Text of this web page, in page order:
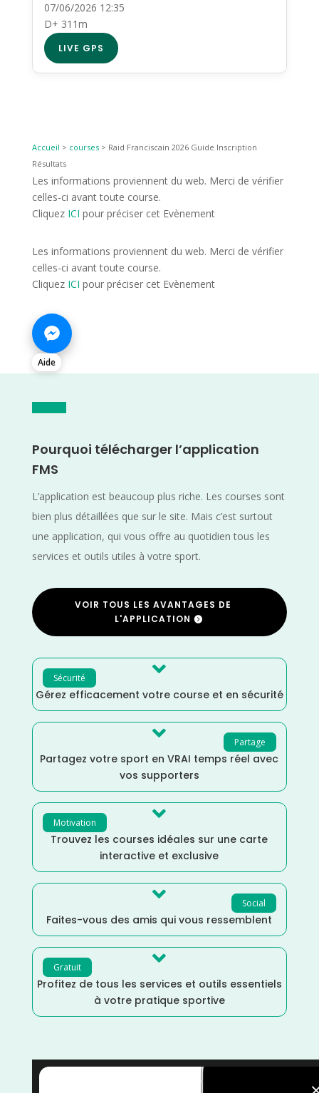
07/06/2026 12:35
D+ 311m
LIVE GPS
Accueil > courses> Raid Franciscain 2026 Guide Inscription
Résultats
Les informations proviennent du web. Merci de vérifier
celles-ci avant toute course.
Cliquez ICI pour préciser cet Evènement
Les informations proviennent du web. Merci de vérifier
celles-ci avant toute course.
Cliquez ICI pour préciser cet Evènement
Aide
Pourquoi télécharger l’application
FMS
L’application est beaucoup plus riche. Les courses sont
bien plus détaillées que sur le site. Mais c’est surtout
une application, qui vous offre au quotidien tous les
services et outils utiles à votre sport.
VOIR TOUS LES AVANTAGES DE
L'APPLICATION
Sécurité 
Gérez efficacement votre course et en sécurité
Partage

Partagez votre sport en VRAI temps réel avec
vos supporters
Motivation 
Trouvez les courses idéales sur une carte
interactive et exclusive
Social

Faites-vous des amis qui vous ressemblent
Gratuit 
Profitez de tous les services et outils essentiels
à votre pratique sportive